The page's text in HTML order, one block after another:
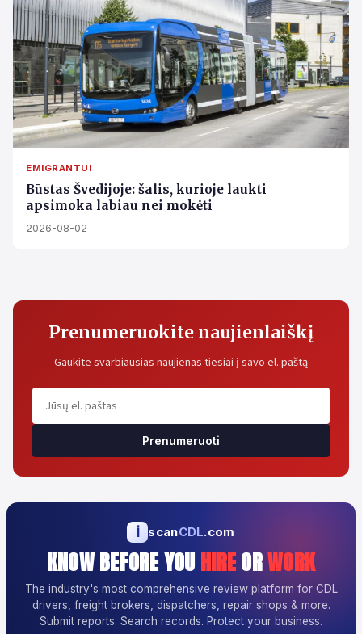
EMIGRANTUI
Būstas Švedijoje: šalis, kurioje laukti
apsimoka labiau nei mokėti
2026-08-02
Prenumeruokite naujienlaiškį
Gaukite svarbiausias naujienas tiesiai į savo el. paštą
Prenumeruoti
i scanCDL.com
KNOW BEFORE YOU HIREORWORK
The industry's most comprehensive review platform for CDL
drivers, freight brokers, dispatchers, repair shops & more.
Submit reports. Search records. Protect your business.